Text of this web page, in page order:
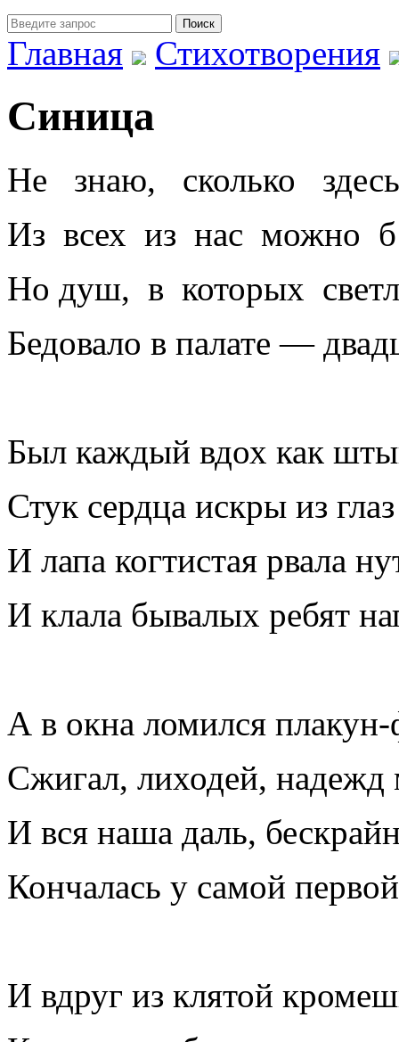
Главная
Стихотворения
Синица
Не знаю, сколько
Из всех из нас можно б
Но душ, в которых
Бедовало в палате —
Был каждый вдох как
Стук сердца искры из
И лапа когтистая рвала
И клала бывалых ребят
А в окна ломился плакун-
Сжигал, лиходей, надежд
И вся наша даль,
Кончалась у самой
И вдруг из клятой